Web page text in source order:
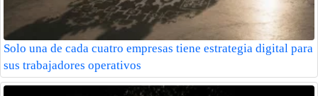
Solo una de cada cuatro empresas tiene estrategia digital para
sus trabajadores operativos